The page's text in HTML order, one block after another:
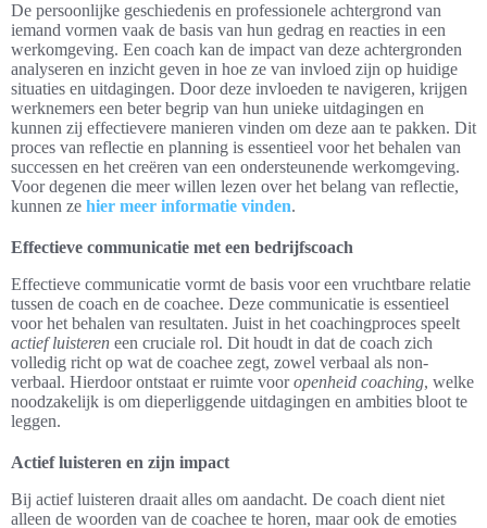
De persoonlijke geschiedenis en professionele achtergrond van
iemand vormen vaak de basis van hun gedrag en reacties in een
werkomgeving. Een coach kan de impact van deze achtergronden
analyseren en inzicht geven in hoe ze van invloed zijn op huidige
situaties en uitdagingen. Door deze invloeden te navigeren, krijgen
werknemers een beter begrip van hun unieke uitdagingen en
kunnen zij effectievere manieren vinden om deze aan te pakken. Dit
proces van reflectie en planning is essentieel voor het behalen van
successen en het creëren van een ondersteunende werkomgeving.
Voor degenen die meer willen lezen over het belang van reflectie,
kunnen ze hier meer informatie vinden.
Effectieve communicatie met een bedrijfscoach
Effectieve communicatie vormt de basis voor een vruchtbare relatie
tussen de coach en de coachee. Deze communicatie is essentieel
voor het behalen van resultaten. Juist in het coachingproces speelt
actief luisteren een cruciale rol. Dit houdt in dat de coach zich
volledig richt op wat de coachee zegt, zowel verbaal als non-
verbaal. Hierdoor ontstaat er ruimte vooropenheid coaching, welke
noodzakelijk is om dieperliggende uitdagingen en ambities bloot te
leggen.
Actief luisteren en zijn impact
Bij actief luisteren draait alles om aandacht. De coach dient niet
alleen de woorden van de coachee te horen, maar ook de emoties